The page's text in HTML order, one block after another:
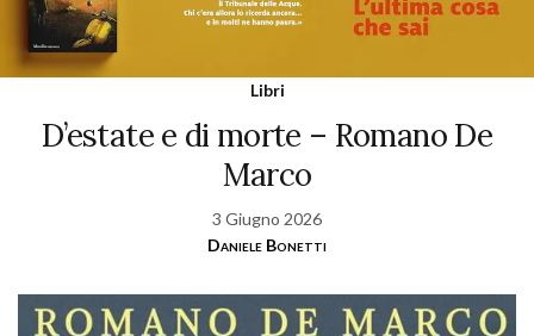
Libri
D’estate e di morte – Romano De
Marco
3 Giugno 2026
Daniele Bonetti